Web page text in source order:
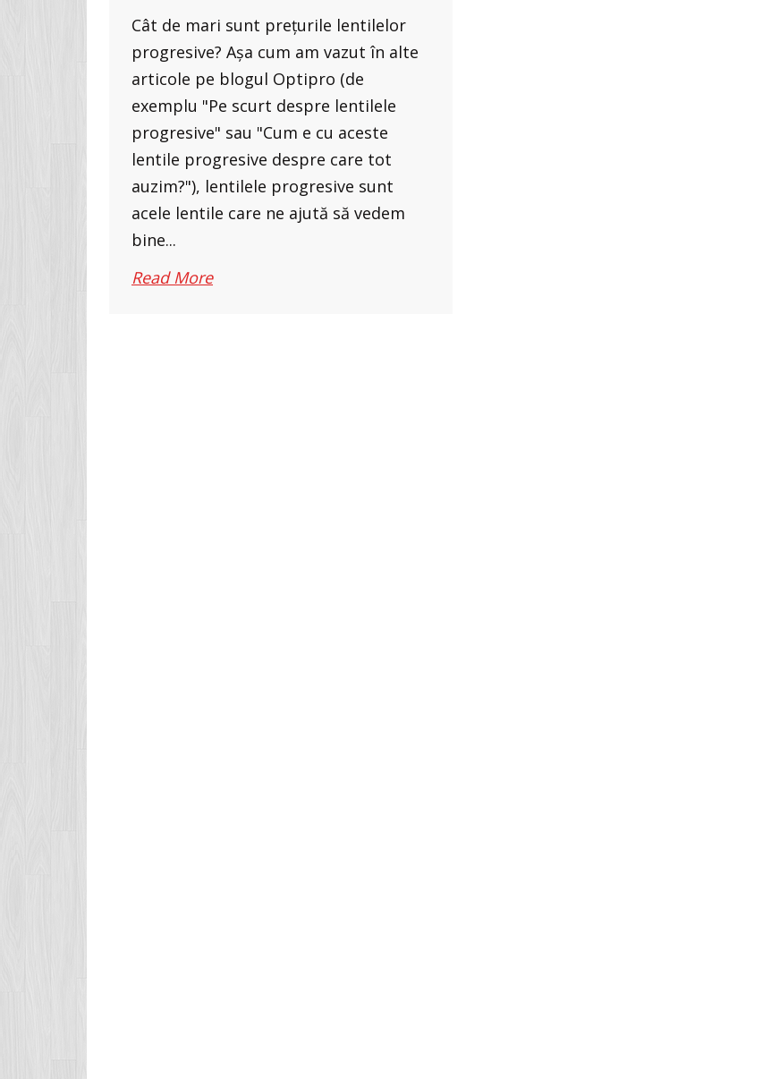
Cât de mari sunt prețurile lentilelor
progresive? Așa cum am vazut în alte
articole pe blogul Optipro (de
exemplu "Pe scurt despre lentilele
progresive" sau "Cum e cu aceste
lentile progresive despre care tot
auzim?"), lentilele progresive sunt
acele lentile care ne ajută să vedem
bine...
Read More